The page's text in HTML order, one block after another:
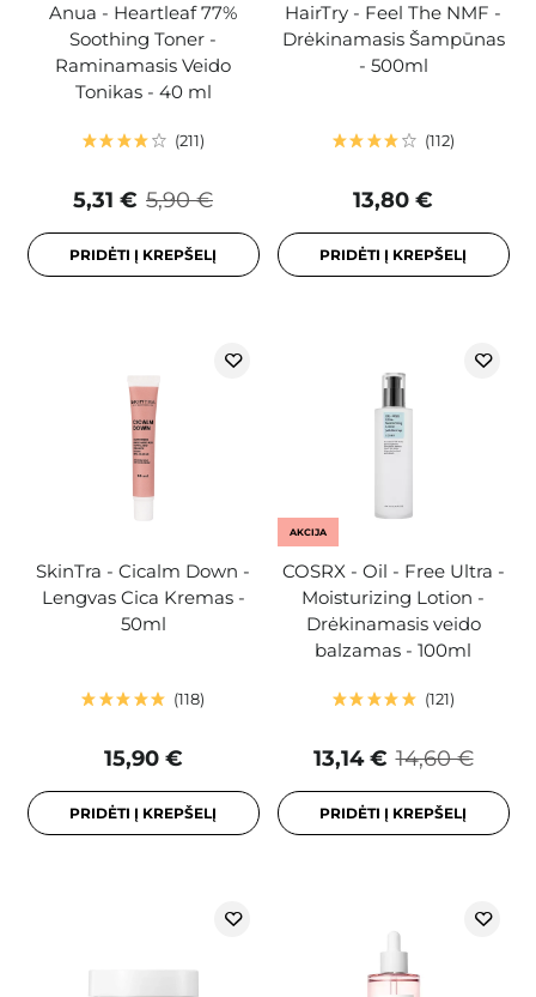
Anua - Heartleaf 77%
Soothing Toner -
Raminamasis Veido
Tonikas - 40 ml
211
5,90 €
5,31 €
PRIDĖTI Į KREPŠELĮ
HairTry - Feel The NMF -
Drėkinamasis Šampūnas
- 500ml
112
13,80 €
PRIDĖTI Į KREPŠELĮ
SkinTra - Cicalm Down -
Lengvas Cica Kremas -
50ml
118
15,90 €
PRIDĖTI Į KREPŠELĮ
AKCIJA
COSRX - Oil - Free Ultra -
Moisturizing Lotion -
Drėkinamasis veido
balzamas - 100ml
121
14,60 €
13,14 €
PRIDĖTI Į KREPŠELĮ